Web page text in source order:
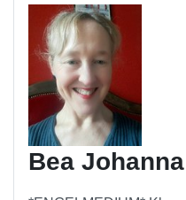
Bea Johanna